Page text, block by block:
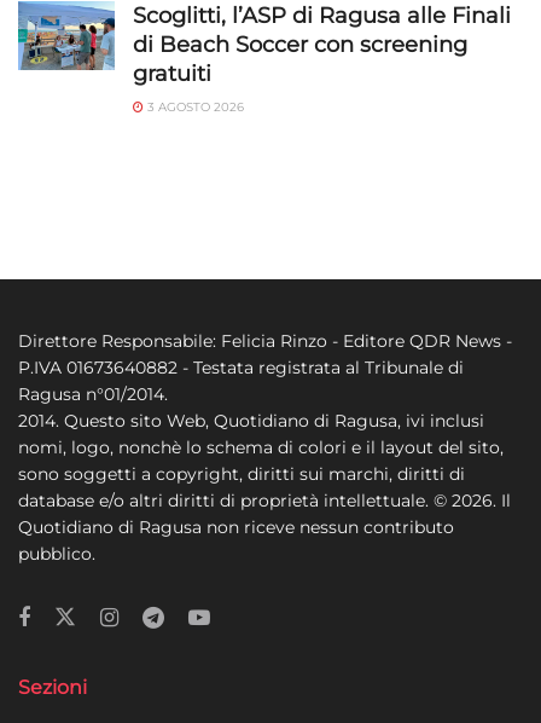
Scoglitti, l’ASP di Ragusa alle Finali
di Beach Soccer con screening
gratuiti
3 AGOSTO 2026
Direttore Responsabile: Felicia Rinzo - Editore QDR News -
P.IVA 01673640882 - Testata registrata al Tribunale di
Ragusa n°01/2014.
2014. Questo sito Web, Quotidiano di Ragusa, ivi inclusi
nomi, logo, nonchè lo schema di colori e il layout del sito,
sono soggetti a copyright, diritti sui marchi, diritti di
database e/o altri diritti di proprietà intellettuale. © 2026. Il
Quotidiano di Ragusa non riceve nessun contributo
pubblico.
Sezioni